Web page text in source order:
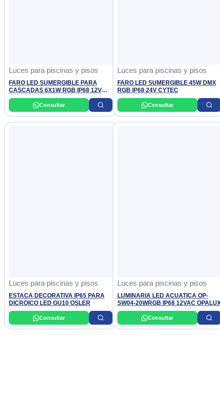
Luces para piscinas y pisos
FARO LED SUMERGIBLE PARA
CASCADAS 6X1W RGB IP68 12V
OSLER
Consultar
Luces para piscinas y pisos
FARO LED SUMERGIBLE 45W DMX
RGB IP68 24V CYTEC
Consultar
Luces para piscinas y pisos
ESTACA DECORATIVA IP65 PARA
DICROICO LED GU10 OSLER
Consultar
Luces para piscinas y pisos
LUMINARIA LED ACUATICA OP-
SW04-20WRGB IP68 12VAC
Consultar